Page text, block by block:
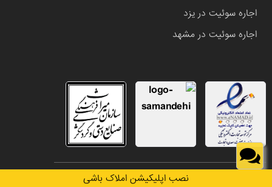
نصب اپلیکیشن املاک باشی
اجاره سوئیت در یزد
اجاره سوئیت در مشهد
تمامی حقوق این وب سایت متعلق به املاک باشی می باشد.